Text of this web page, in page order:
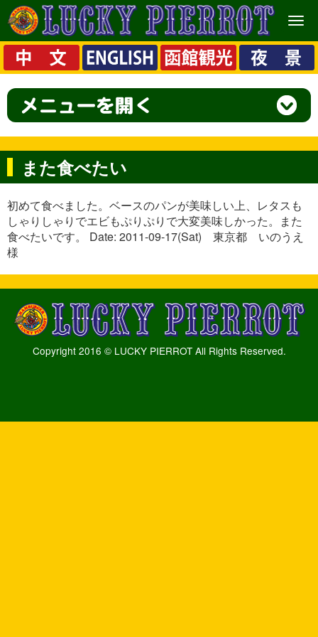
メ
ニ
ュ
ー
また食べたい
初めて食べました。ベースのパンが美味しい上、レタスも
しゃりしゃりでエビもぷりぷりで大変美味しかった。また
食べたいです。 Date: 2011-09-17(Sat) 東京都 いのうえ
様
Copyright 2016 © LUCKY PIERROT All Rights Reserved.